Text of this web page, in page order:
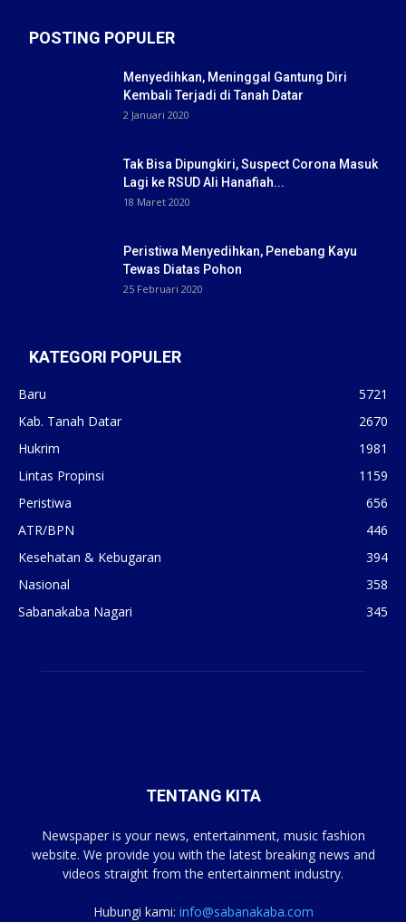
POSTING POPULER
Menyedihkan, Meninggal Gantung Diri
Kembali Terjadi di Tanah Datar
2 Januari 2020
Tak Bisa Dipungkiri, Suspect Corona Masuk
Lagi ke RSUD Ali Hanafiah...
18 Maret 2020
Peristiwa Menyedihkan, Penebang Kayu
Tewas Diatas Pohon
25 Februari 2020
KATEGORI POPULER
Baru
5721
Kab. Tanah Datar
2670
Hukrim
1981
Lintas Propinsi
1159
Peristiwa
656
ATR/BPN
446
Kesehatan & Kebugaran
394
Nasional
358
Sabanakaba Nagari
345
TENTANG KITA
Newspaper is your news, entertainment, music fashion
website. We provide you with the latest breaking news and
videos straight from the entertainment industry.
Hubungi kami: info@sabanakaba.com